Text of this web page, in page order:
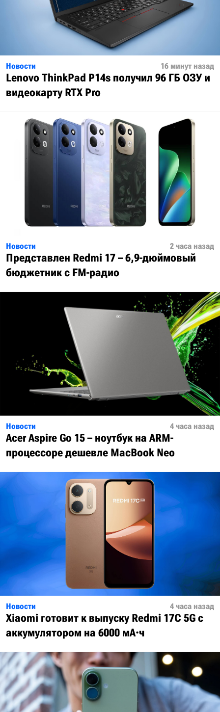
Новости 16 минут назад
Lenovo ThinkPad P14s получил 96 ГБ ОЗУ и
видеокарту RTX Pro
Новости 2 часа назад
Представлен Redmi 17 – 6,9-дюймовый
бюджетник с FM-радио
Новости 4 часа назад
Acer Aspire Go 15 – ноутбук на ARM-
процессоре дешевле MacBook Neo
Новости 4 часа назад
Xiaomi готовит к выпуску Redmi 17C 5G с
аккумулятором на 6000 мА·ч